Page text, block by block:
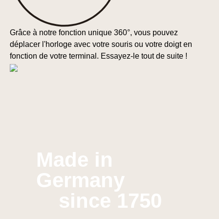
Grâce à notre fonction unique 360°, vous pouvez
déplacer l'horloge avec votre souris ou votre doigt en
fonction de votre terminal. Essayez-le tout de suite !
Made in
Germany
since 1750